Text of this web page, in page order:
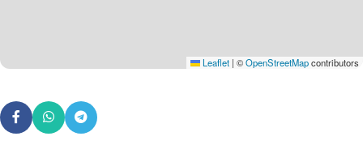
Leaflet | ©OpenStreetMapcontributors